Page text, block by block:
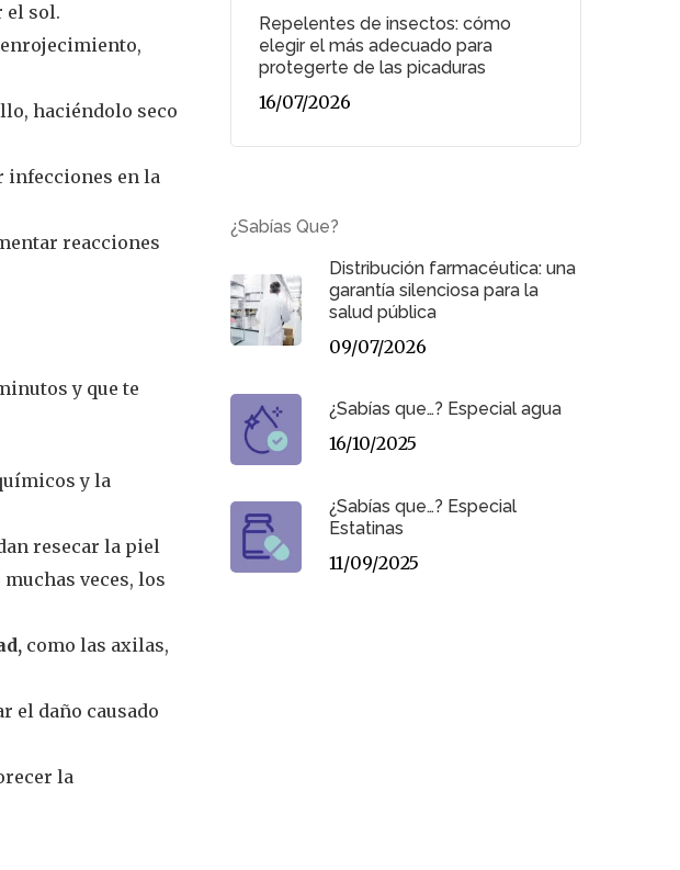
el sol.
haciéndolo seco
infecciones en la
reacciones
y que te
y la
resecar la piel
veces, los
como las axilas,
el daño causado
la
Repelentes de insectos: cómo
elegir el más adecuado para
protegerte de las picaduras
16/07/2026
¿Sabías Que?
Distribución farmacéutica: una
garantía silenciosa para la
salud pública
09/07/2026
¿Sabías que…? Especial agua
16/10/2025
¿Sabías que…? Especial
Estatinas
11/09/2025